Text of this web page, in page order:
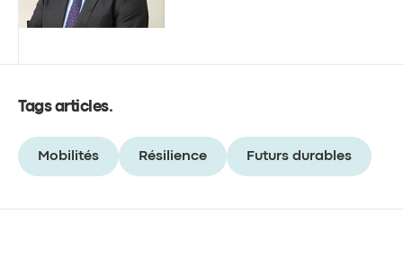
Tags articles.
Mobilités Résilience Futurs durables